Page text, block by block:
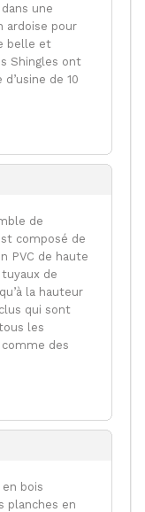
une
ardoise pour
belle et
Shingles ont
de 10
de
composé de
PVC de haute
de
la hauteur
qui sont
les
des
bois
planches en